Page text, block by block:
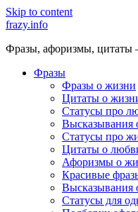
Skip to content
frazy.info
Фразы, афоризмы, цитаты
Фразы
Фразы о жизни
Цитаты о
Статусы про
Высказывания
Статусы про
Цитаты о
Афоризмы о
Красивые
Высказывания
Статусы для